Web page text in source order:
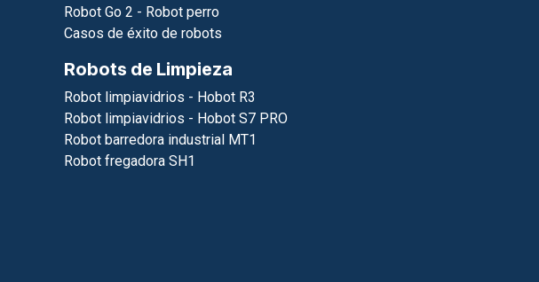
Robot Go 2 - Robot perro
Casos de éxito de robots
Robots de Limpieza
Robot limpiavidrios - Hobot R3
Robot limpiavidrios - Hobot S7 PRO
Robot barredora industrial MT1
Robot fregadora SH1